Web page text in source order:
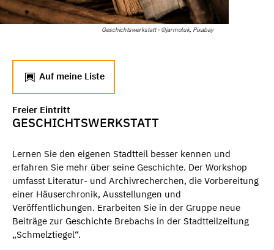
Geschichtswerkstatt - ©jarmoluk, Pixabay
Auf meine Liste
Freier Eintritt
GESCHICHTSWERKSTATT
Lernen Sie den eigenen Stadtteil besser kennen und
erfahren Sie mehr über seine Geschichte. Der Workshop
umfasst Literatur- und Archivrecherchen, die Vorbereitung
einer Häuserchronik, Ausstellungen und
Veröffentlichungen. Erarbeiten Sie in der Gruppe neue
Beiträge zur Geschichte Brebachs in der Stadtteilzeitung
„Schmelztiegel“.